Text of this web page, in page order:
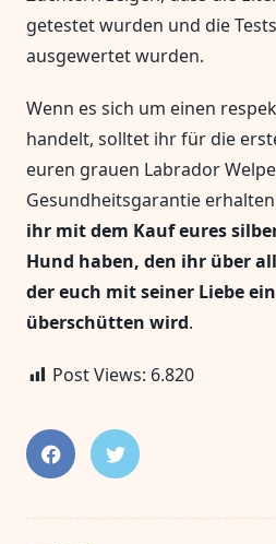
getestet wurden und die
ausgewertet wurden.
Wenn es sich um einen
handelt, solltet ihr für die
euren grauen Labrador
Gesundheitsgarantie
ihr mit dem Kauf eures
Hund haben, den ihr über
der euch mit seiner Liebe
überschütten wird.
Post Views: 6.820